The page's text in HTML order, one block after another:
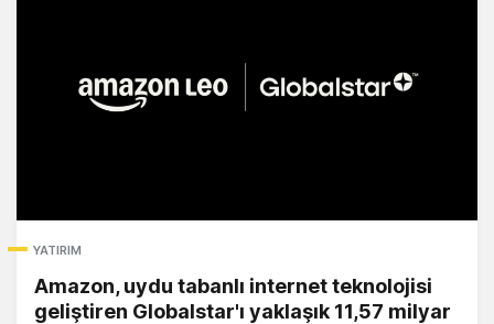
YATIRIM
Amazon, uydu tabanlı internet teknolojisi
geliştiren Globalstar'ı yaklaşık 11,57 milyar